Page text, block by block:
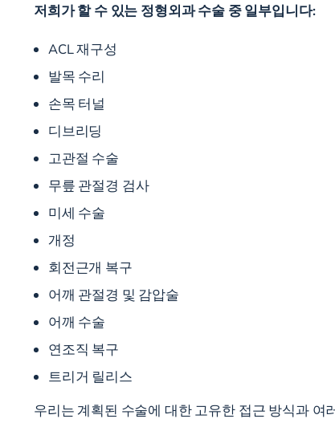
저희가 할 수 있는 정형외과 수술 중 일부입니다:
ACL 재구성
발목 수리
손목 터널
디브리딩
고관절 수술
무릎 관절경 검사
미세 수술
개정
회전근개 복구
어깨 관절경 및 감압술
어깨 수술
연조직 복구
트리거 릴리스
우리는 계획된 수술에 대한 고유한 접근 방식과